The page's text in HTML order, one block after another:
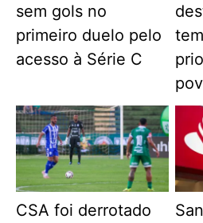
sem gols no
primeiro duelo pelo
acesso à Série C
CSA foi derrotado